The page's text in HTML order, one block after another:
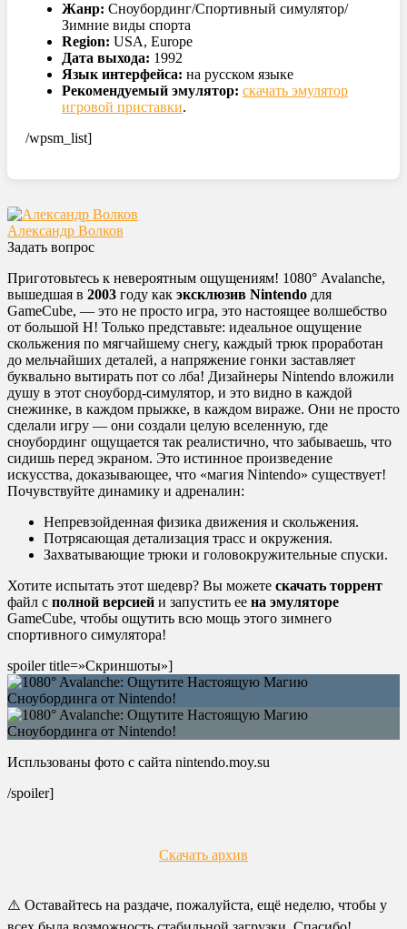
Жанр: Сноубординг/Спортивный симулятор/
Зимние виды спорта
Region: USA, Europe
Дата выхода: 1992
Язык интерфейса: на русском языке
Рекомендуемый эмулятор: скачать эмулятор
игровой приставки.
/wpsm_list]
Александр Волков
Задать вопрос
Приготовьтесь к невероятным ощущениям! 1080° Avalanche,
вышедшая в 2003 году как эксклюзив Nintendo для
GameCube, — это не просто игра, это настоящее волшебство
от большой Н! Только представьте: идеальное ощущение
скольжения по мягчайшему снегу, каждый трюк проработан
до мельчайших деталей, а напряжение гонки заставляет
буквально вытирать пот со лба! Дизайнеры Nintendo вложили
душу в этот сноуборд-симулятор, и это видно в каждой
снежинке, в каждом прыжке, в каждом вираже. Они не просто
сделали игру — они создали целую вселенную, где
сноубординг ощущается так реалистично, что забываешь, что
сидишь перед экраном. Это истинное произведение
искусства, доказывающее, что «магия Nintendo» существует!
Почувствуйте динамику и адреналин:
Непревзойденная физика движения и скольжения.
Потрясающая детализация трасс и окружения.
Захватывающие трюки и головокружительные спуски.
Хотите испытать этот шедевр? Вы можете скачать торрент
файл с полной версией и запустить ее на эмуляторе
GameCube, чтобы ощутить всю мощь этого зимнего
спортивного симулятора!
spoiler title=»Скриншоты»]
Испльзованы фото с сайта nintendo.moy.su
/spoiler]
Скачать архив
⚠️ Оставайтесь на раздаче, пожалуйста, ещё неделю, чтобы у